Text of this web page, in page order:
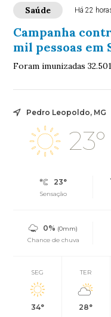
Saúde Há 22
Campanha
mil pessoas em
Foram imunizadas
Pedro Leopoldo, MG
23°
23°
Sensação
0% (0mm)
Chance de chuva
SEG
34°
TER
28°